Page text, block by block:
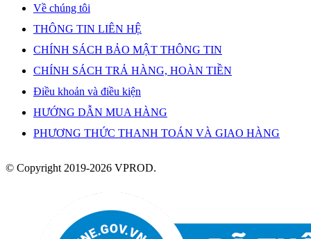
Về chúng tôi
THÔNG TIN LIÊN HỆ
CHÍNH SÁCH BẢO MẬT THÔNG TIN
CHÍNH SÁCH TRẢ HÀNG, HOÀN TIỀN
Điều khoản và điều kiện
HƯỚNG DẪN MUA HÀNG
PHƯƠNG THỨC THANH TOÁN VÀ GIAO HÀNG
© Copyright 2019-2026 VPROD.